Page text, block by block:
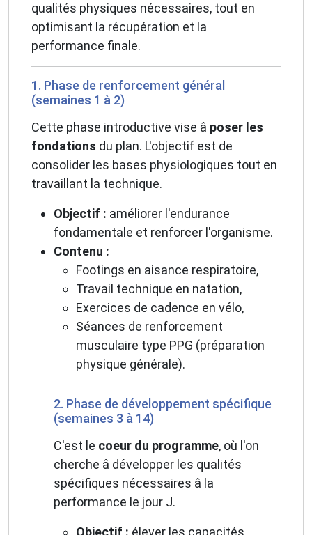
qualités physiques nécessaires, tout en
optimisant la récupération et la
performance finale.
1. Phase de renforcement général
(semaines 1 à 2)
Cette phase introductive vise â poser les
fondations du plan. L'objectif est de
consolider les bases physiologiques tout en
travaillant la technique.
Objectif : améliorer l'endurance
fondamentale et renforcer l'organisme.
Contenu :
Footings en aisance respiratoire,
Travail technique en natation,
Exercices de cadence en vélo,
Séances de renforcement
musculaire type PPG (préparation
physique générale).
2. Phase de développement spécifique
(semaines 3 à 14)
C'est le coeur du programme, où l'on
cherche â développer les qualités
spécifiques nécessaires â la
performance le jour J.
Objectif : élever les capacités